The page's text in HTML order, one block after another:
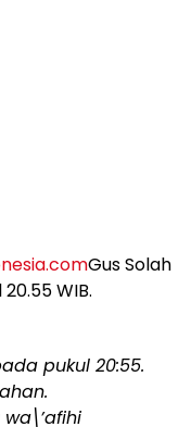
Gus Solah
WIB.
pukul 20:55.